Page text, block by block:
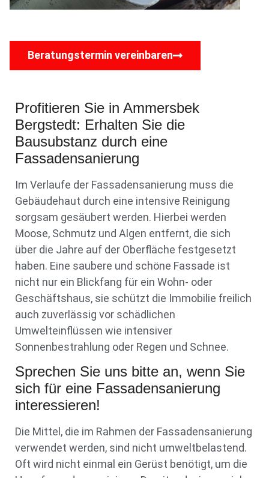
Beratungstermin vereinbaren
Profitieren Sie in Ammersbek
Bergstedt: Erhalten Sie die
Bausubstanz durch eine
Fassadensanierung
Im Verlaufe der Fassadensanierung muss die
Gebäudehaut durch eine intensive Reinigung
sorgsam gesäubert werden. Hierbei werden
Moose, Schmutz und Algen entfernt, die sich
über die Jahre auf der Oberfläche festgesetzt
haben. Eine saubere und schöne Fassade ist
nicht nur ein Blickfang für ein Wohn- oder
Geschäftshaus, sie schützt die Immobilie freilich
auch zuverlässig vor schädlichen
Umwelteinflüssen wie intensiver
Sonnenbestrahlung oder Regen und Schnee.
Sprechen Sie uns bitte an, wenn Sie
sich für eine Fassadensanierung
interessieren!
Die Mittel, die im Rahmen der Fassadensanierung
verwendet werden, sind nicht umweltbelastend.
Oft wird nicht einmal ein Gerüst benötigt, um die